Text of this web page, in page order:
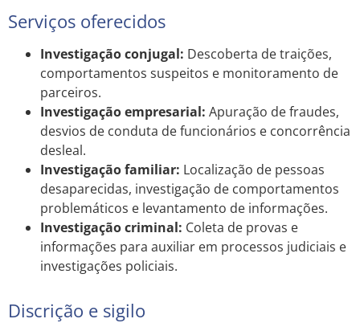
Serviços oferecidos
Investigação conjugal: Descoberta de traições,
comportamentos suspeitos e monitoramento de
parceiros.
Investigação empresarial: Apuração de fraudes,
desvios de conduta de funcionários e concorrência
desleal.
Investigação familiar: Localização de pessoas
desaparecidas, investigação de comportamentos
problemáticos e levantamento de informações.
Investigação criminal: Coleta de provas e
informações para auxiliar em processos judiciais e
investigações policiais.
Discrição e sigilo